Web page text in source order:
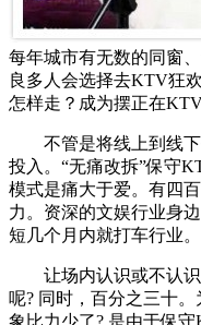
每年城市有无数的同窗
良多人会选择去KTV狂
怎样走？成为摆正在
不管是将线上到线下
投入。“无痛改拆”保守
模式是痛大于爱。有四
力。资深的文娱行业身
短几个月内就打车行业。
让场内认识或不认识
呢? 同时，百分之三十